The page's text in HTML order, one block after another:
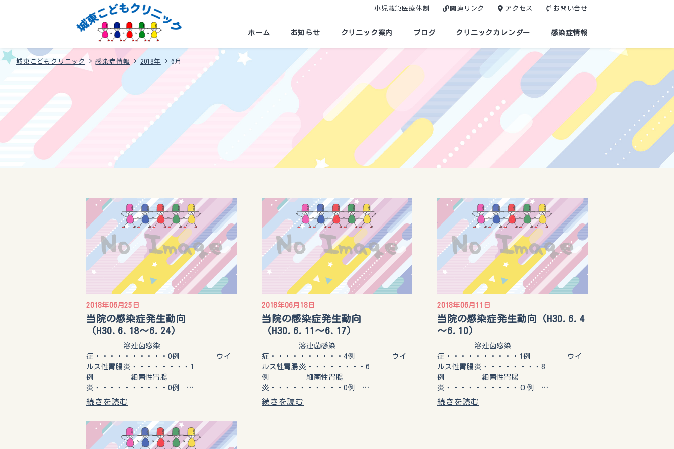
小児救急医療体制 関連リンク アクセス お問い合せ
ホーム お知らせ クリニック案内 ブログ クリニックカレンダー 感染症情報
城東こどもクリニック >感染症情報 > 2018年 >6月
2018年06月25日
当院の感染症発生動向
（H30.6.18～6.24）
溶連菌感染
症・・・・・・・・・・0例 ウイ
ルス性胃腸炎・・・・・・・・1
例 細菌性胃腸
炎・・・・・・・・・・0例 …
続きを読む
2018年06月18日
当院の感染症発生動向
（H30.6.11～6.17）
溶連菌感染
症・・・・・・・・・・4例 ウイ
ルス性胃腸炎・・・・・・・・6
例 細菌性胃腸
炎・・・・・・・・・・0例 …
続きを読む
2018年06月11日
当院の感染症発生動向（H30.6.4
～6.10）
溶連菌感染
症・・・・・・・・・・1例 ウイ
ルス性胃腸炎・・・・・・・・8
例 細菌性胃腸
炎・・・・・・・・・・０例 …
続きを読む